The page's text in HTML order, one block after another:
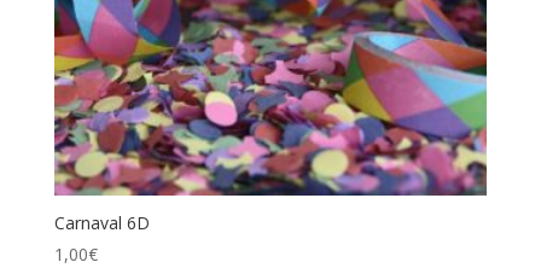
Carnaval 6D
1,00€